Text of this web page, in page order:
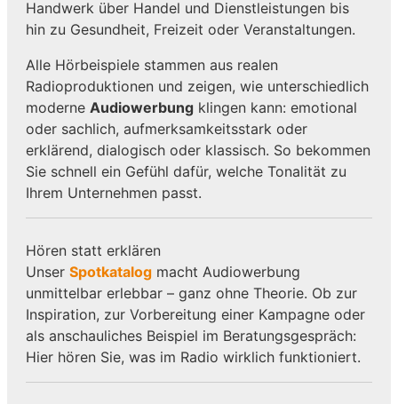
Handwerk über Handel und Dienstleistungen bis
hin zu Gesundheit, Freizeit oder Veranstaltungen.
Alle Hörbeispiele stammen aus realen
Radioproduktionen und zeigen, wie unterschiedlich
moderne Audiowerbungklingen kann: emotional
oder sachlich, aufmerksamkeitsstark oder
erklärend, dialogisch oder klassisch. So bekommen
Sie schnell ein Gefühl dafür, welche Tonalität zu
Ihrem Unternehmen passt.
Hören statt erklären
Unser Spotkatalogmacht Audiowerbung
unmittelbar erlebbar – ganz ohne Theorie. Ob zur
Inspiration, zur Vorbereitung einer Kampagne oder
als anschauliches Beispiel im Beratungsgespräch:
Hier hören Sie, was im Radio wirklich funktioniert.